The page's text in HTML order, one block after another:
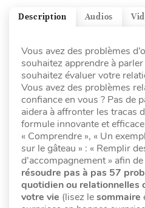
Audios
Description
Vous avez des problèmes
souhaitez apprendre à
souhaitez évaluer votre
Vous avez des problèmes
confiance en vous ? Pas de
aidera à affronter les tracas
formule innovante et
« Comprendre », « Un
sur le gâteau » : « Remplir
d’accompagnement » afin de
résoudre pas à pas 57
quotidien ou relationnelles
votre vie (lisez lesommaire